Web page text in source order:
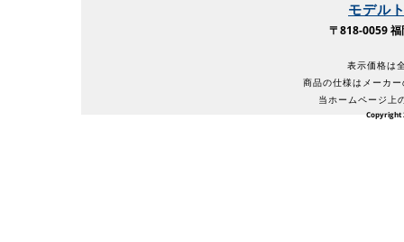
モデル
〒818-0059
表示価格は
商品の仕様はメーカ
当ホームページ上
Copyright